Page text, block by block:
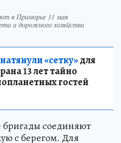
в Приморье 31 мая
и дорожного хозяйства
«сетку»для
13 лет тайно
гостей
бригады соединяют
с берегом. Для